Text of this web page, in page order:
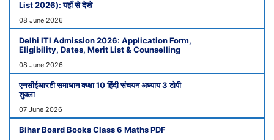
List 2026): यहाँ से देखे
08 June 2026
Delhi ITI Admission 2026: Application Form,
Eligibility, Dates, Merit List & Counselling
08 June 2026
एनसीईआरटी समाधान कक्षा 10 हिंदी संचयन अध्याय 3 टोपी
शुक्ला
07 June 2026
Bihar Board Books Class 6 Maths PDF